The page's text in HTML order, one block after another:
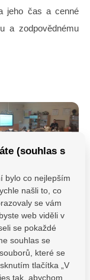
jeho čas a cenné
a zodpovědnému
(souhlas s
bylo co nejlepším
našli to, co
se vám
web viděli v
se pokaždé
souhlas se
které se
tlačítka „V
tak, abychom